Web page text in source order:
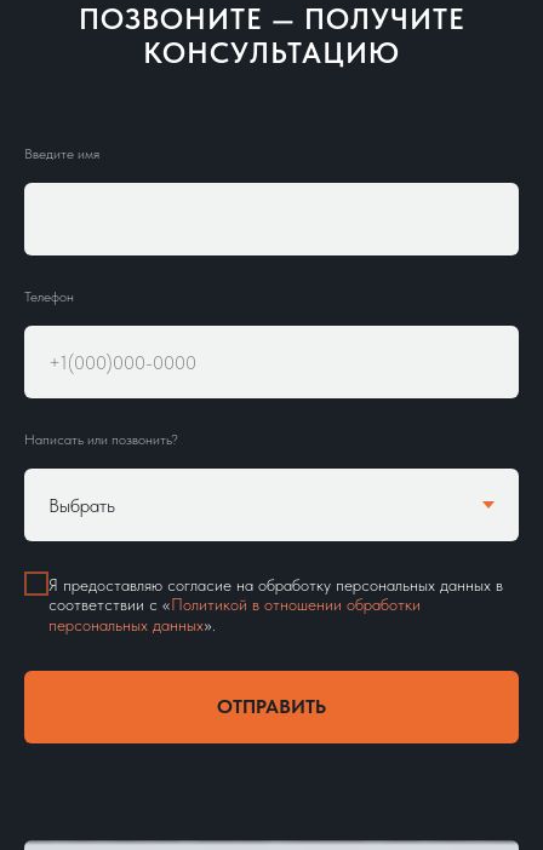
ПОЗВОНИТЕ — ПОЛУЧИТЕ
КОНСУЛЬТАЦИЮ
Введите имя
Телефон
Написать или позвонить?
Я предоставляю cогласие на обработку персональных данных в
соответствии с «Политикой в отношении обработки
персональных данных».
ОТПРАВИТЬ